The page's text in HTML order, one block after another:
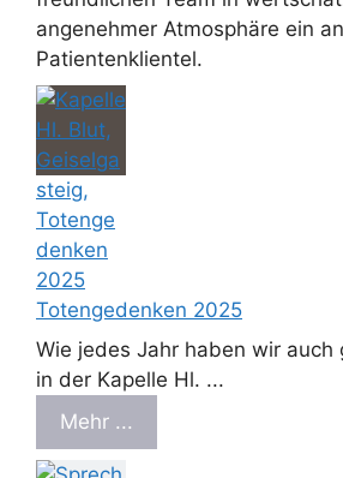
angenehmer Atmosphäre ein
Patientenklientel.
Totengedenken 2025
Wie jedes Jahr haben wir auch
in der Kapelle Hl. ...
Mehr ...